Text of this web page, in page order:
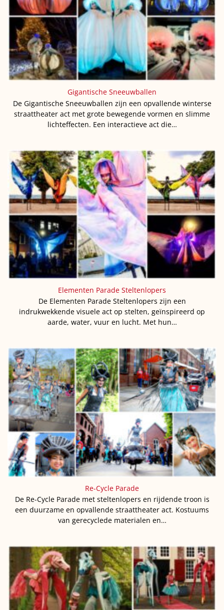
Gigantische Sneeuwballen
De Gigantische Sneeuwballen zijn een opvallende winterse
straattheater act met grote bewegende vormen en slimme
lichteffecten. Een interactieve act die…
Elementen Parade Steltenlopers
De Elementen Parade Steltenlopers zijn een
indrukwekkende visuele act op stelten, geïnspireerd op
aarde, water, vuur en lucht. Met hun…
Re-Cycle Parade
De Re-Cycle Parade met steltenlopers en rijdende troon is
een duurzame en opvallende straattheater act. Kostuums
van gerecyclede materialen en…